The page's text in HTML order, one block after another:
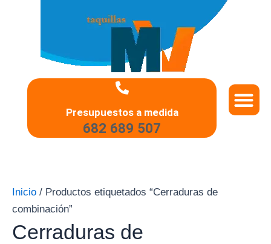
Presupuestos a medida
682 689 507
Inicio / Productos etiquetados “Cerraduras de
combinación”
Cerraduras de